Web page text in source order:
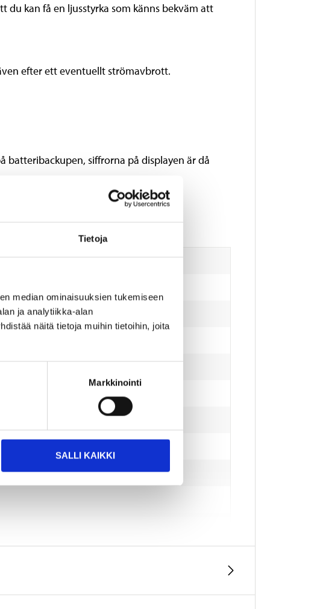
Tietoja
median ominaisuuksien tukemiseen
ja analytiikka-alan
näitä tietoja muihin tietoihin, joita
Markkinointi
SALLI KAIKKI
du kan få en ljusstyrka som känns bekväm att
efter ett eventuellt strömavbrott.
siffrorna på displayen är då
((medföljer ej))